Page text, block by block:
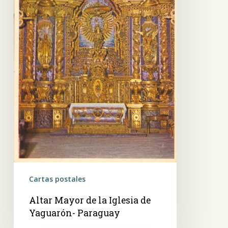
Cartas postales
Altar Mayor de la Iglesia de
Yaguarón- Paraguay